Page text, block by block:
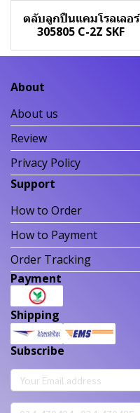
ตลับลูกปืนแคมโรลเลอร์
305805 C-2Z SKF
About
About us
Review
Privacy Policy
Support
How to Order
How to Payment
Order Tracking
Payment
Shipping
Subscribe